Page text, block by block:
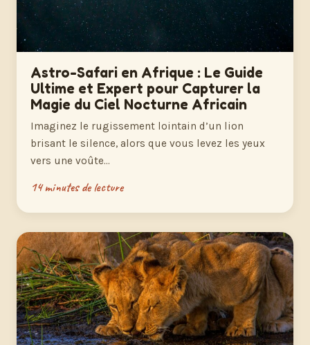
Astro-Safari en Afrique : Le Guide
Ultime et Expert pour Capturer la
Magie du Ciel Nocturne Africain
Imaginez le rugissement lointain d’un lion
brisant le silence, alors que vous levez les yeux
vers une voûte…
14 minutes de lecture